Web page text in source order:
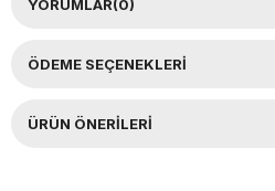
YORUMLAR(0)
ÖDEME SEÇENEKLERI
ÜRÜN ÖNERILERI